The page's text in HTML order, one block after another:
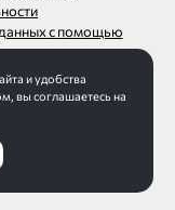
с помощью
LELI
и удобства
вы соглашаетесь на